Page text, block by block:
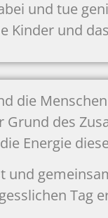
und tue
Kinder und
die
Grund des
Energie
und
Tag